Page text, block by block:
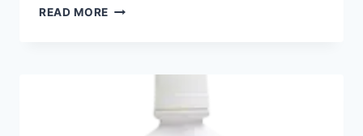
READ MORE HDI
PROPOLIS